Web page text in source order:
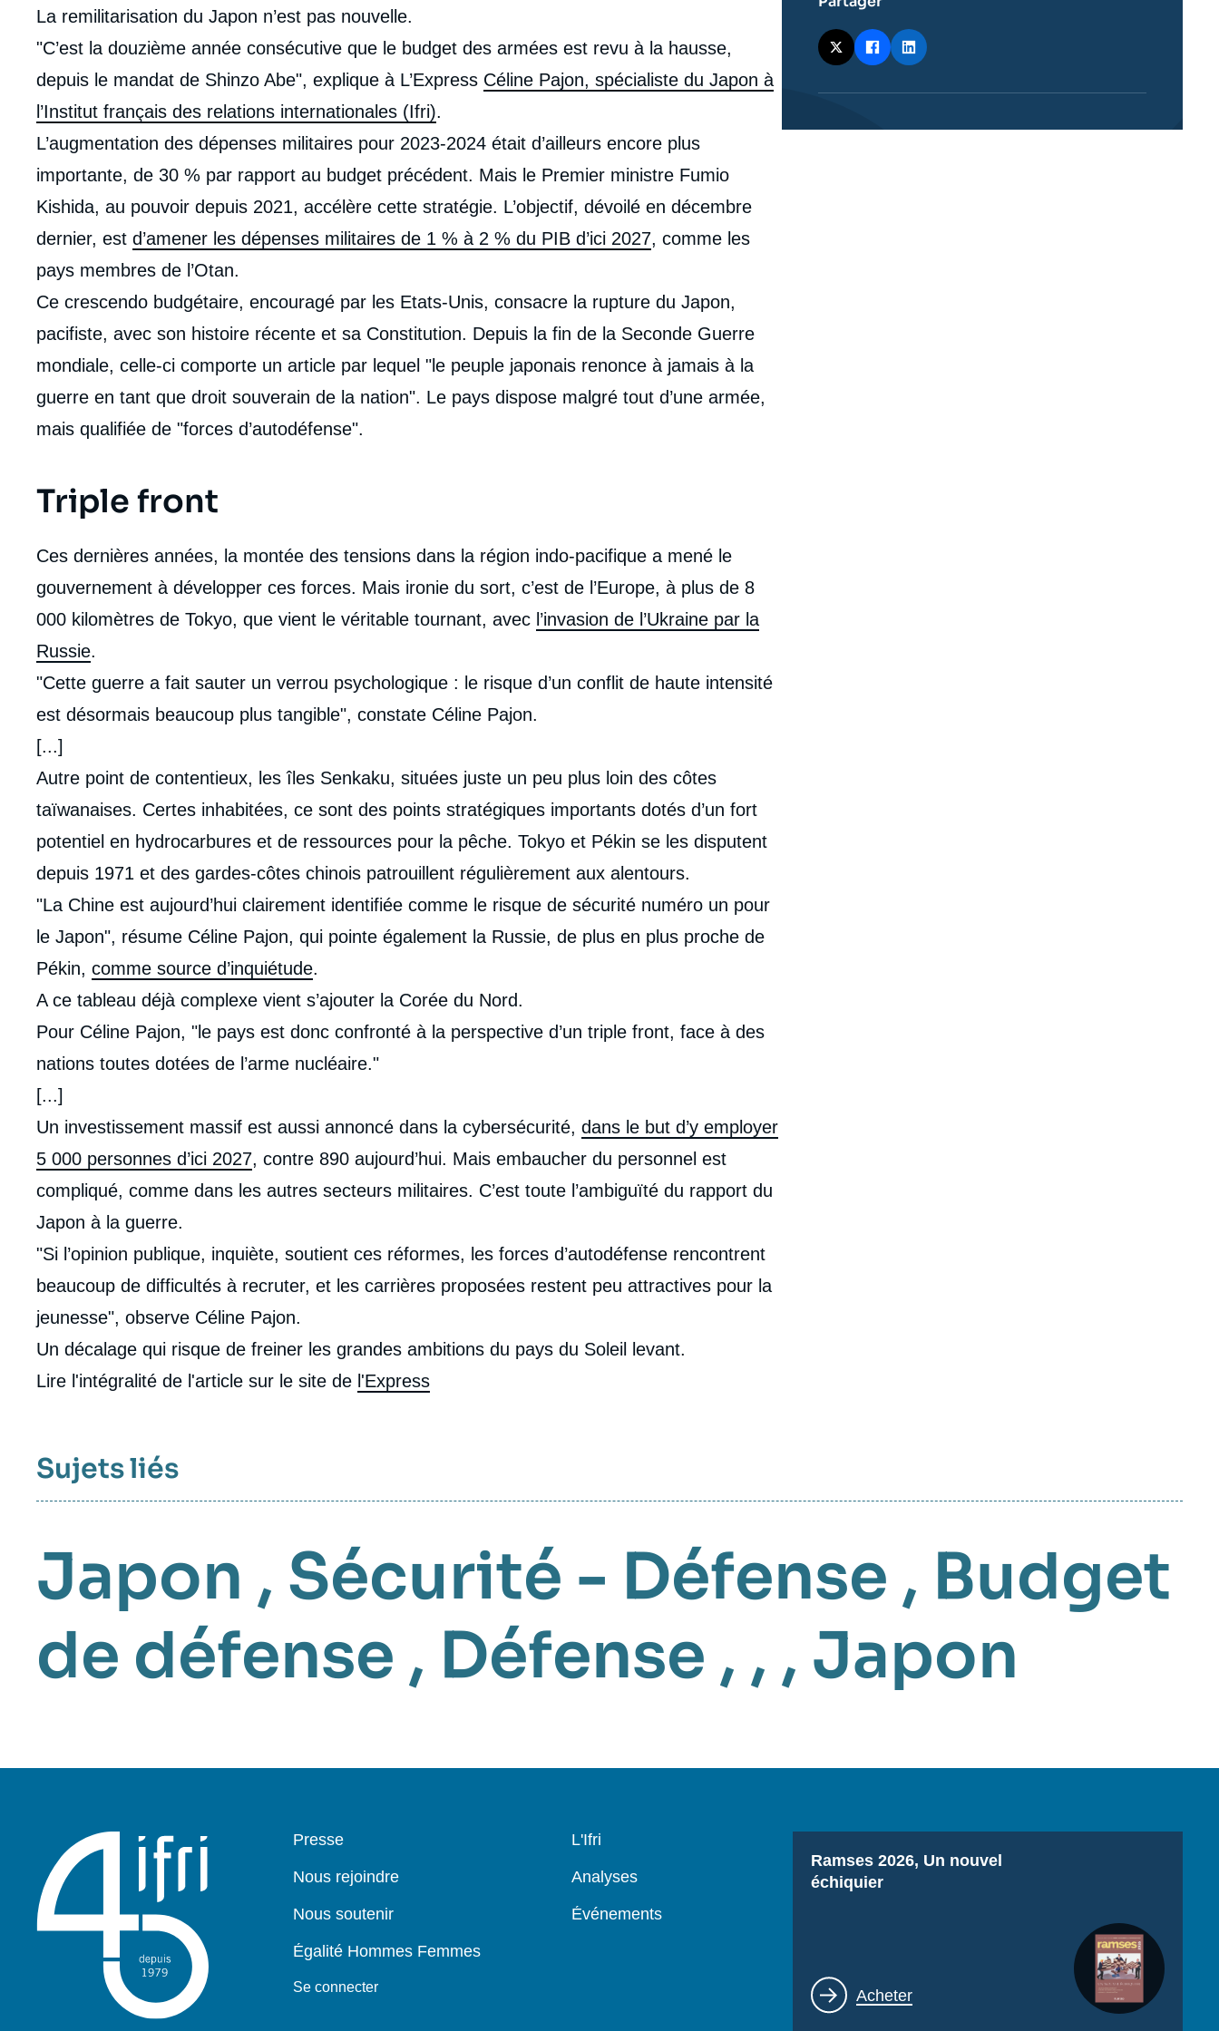
La remilitarisation du Japon n’est pas nouvelle.
"C’est la douzième année consécutive que le budget des armées est revu à la hausse,
depuis le mandat de Shinzo Abe", explique à L’Express Céline Pajon, spécialiste du Japon à
l’Institut français des relations internationales (Ifri).
L’augmentation des dépenses militaires pour 2023-2024 était d’ailleurs encore plus
importante, de 30 % par rapport au budget précédent. Mais le Premier ministre Fumio
Kishida, au pouvoir depuis 2021, accélère cette stratégie. L’objectif, dévoilé en décembre
dernier, est d’amener les dépenses militaires de 1 % à 2 % du PIB d’ici 2027, comme les
pays membres de l’Otan.
Ce crescendo budgétaire, encouragé par les Etats-Unis, consacre la rupture du Japon,
pacifiste, avec son histoire récente et sa Constitution. Depuis la fin de la Seconde Guerre
mondiale, celle-ci comporte un article par lequel "le peuple japonais renonce à jamais à la
guerre en tant que droit souverain de la nation". Le pays dispose malgré tout d’une armée,
mais qualifiée de "forces d’autodéfense".
Triple front
Ces dernières années, la montée des tensions dans la région indo-pacifique a mené le
gouvernement à développer ces forces. Mais ironie du sort, c’est de l’Europe, à plus de 8
000 kilomètres de Tokyo, que vient le véritable tournant, avec l’invasion de l’Ukraine par la
Russie.
"Cette guerre a fait sauter un verrou psychologique : le risque d’un conflit de haute intensité
est désormais beaucoup plus tangible", constate Céline Pajon.
[...]
Autre point de contentieux, les îles Senkaku, situées juste un peu plus loin des côtes
taïwanaises. Certes inhabitées, ce sont des points stratégiques importants dotés d’un fort
potentiel en hydrocarbures et de ressources pour la pêche. Tokyo et Pékin se les disputent
depuis 1971 et des gardes-côtes chinois patrouillent régulièrement aux alentours.
"La Chine est aujourd’hui clairement identifiée comme le risque de sécurité numéro un pour
le Japon", résume Céline Pajon, qui pointe également la Russie, de plus en plus proche de
Pékin, comme source d’inquiétude.
A ce tableau déjà complexe vient s’ajouter la Corée du Nord.
Pour Céline Pajon, "le pays est donc confronté à la perspective d’un triple front, face à des
nations toutes dotées de l’arme nucléaire."
[...]
Un investissement massif est aussi annoncé dans la cybersécurité, dans le but d’y employer
5 000 personnes d’ici 2027, contre 890 aujourd’hui. Mais embaucher du personnel est
compliqué, comme dans les autres secteurs militaires. C’est toute l’ambiguïté du rapport du
Japon à la guerre.
"Si l’opinion publique, inquiète, soutient ces réformes, les forces d’autodéfense rencontrent
beaucoup de difficultés à recruter, et les carrières proposées restent peu attractives pour la
jeunesse", observe Céline Pajon.
Un décalage qui risque de freiner les grandes ambitions du pays du Soleil levant.
Lire l'intégralité de l'article sur le site de l'Express
Sujets liés
Japon , Sécurité - Défense , Budget
de défense , Défense , , , Japon
Pied
Presse
Nous rejoindre
Nous soutenir
Égalité Hommes Femmes
Se connecter
Navigation
L'Ifri
Analyses
Événements
Titre
Ramses 2026, Un nouvel
échiquier
Lien
Acheter